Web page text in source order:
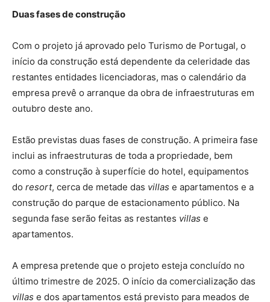
Duas fases de construção
Com o projeto já aprovado pelo Turismo de Portugal, o
início da construção está dependente da celeridade das
restantes entidades licenciadoras, mas o calendário da
empresa prevê o arranque da obra de infraestruturas em
outubro deste ano.
Estão previstas duas fases de construção. A primeira fase
inclui as infraestruturas de toda a propriedade, bem
como a construção à superfície do hotel, equipamentos
do resort, cerca de metade das villas e apartamentos e a
construção do parque de estacionamento público. Na
segunda fase serão feitas as restantes villas e
apartamentos.
A empresa pretende que o projeto esteja concluído no
último trimestre de 2025. O início da comercialização das
villas e dos apartamentos está previsto para meados de